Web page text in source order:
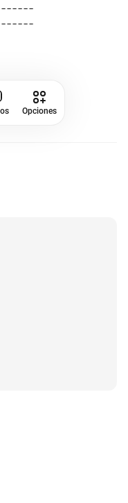
Opciones